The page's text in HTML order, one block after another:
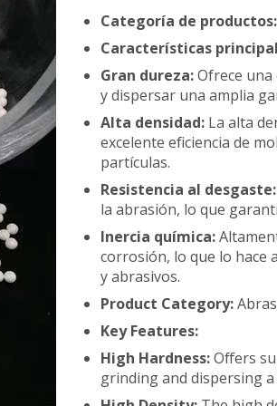
Categoría de productos:
Características
Gran dureza:Ofrece
y dispersar una amplia
Alta densidad: La alta
excelente eficiencia de
partículas.
Resistencia al
la abrasión, lo que
Inercia química:
corrosión, lo que lo hace
y abrasivos.
Product Category:
Key Features:
High Hardness:Offers
grinding and dispersing